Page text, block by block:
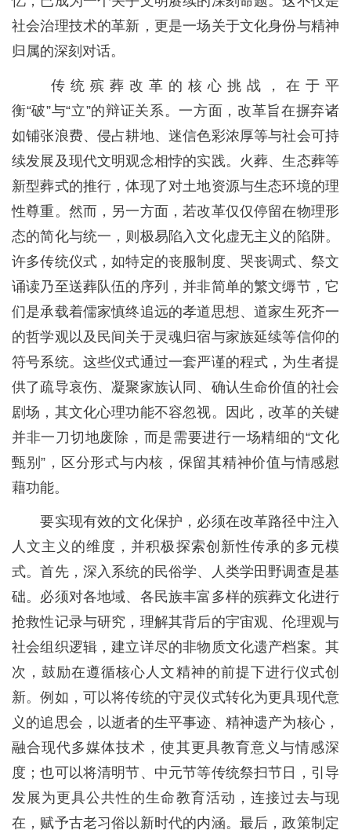
社会治理技术的革新，更是一场关于文化身份与精神
归属的深刻对话。
传统殡葬改革的核心挑战，在于平
衡“破”与“立”的辩证关系。一方面，改革旨在摒弃诸
如铺张浪费、侵占耕地、迷信色彩浓厚等与社会可持
续发展及现代文明观念相悖的实践。火葬、生态葬等
新型葬式的推行，体现了对土地资源与生态环境的理
性尊重。然而，另一方面，若改革仅仅停留在物理形
态的简化与统一，则极易陷入文化虚无主义的陷阱。
许多传统仪式，如特定的丧服制度、哭丧调式、祭文
诵读乃至送葬队伍的序列，并非简单的繁文缛节，它
们是承载着儒家慎终追远的孝道思想、道家生死齐一
的哲学观以及民间关于灵魂归宿与家族延续等信仰的
符号系统。这些仪式通过一套严谨的程式，为生者提
供了疏导哀伤、凝聚家族认同、确认生命价值的社会
剧场，其文化心理功能不容忽视。因此，改革的关键
并非一刀切地废除，而是需要进行一场精细的“文化
甄别”，区分形式与内核，保留其精神价值与情感慰
藉功能。
要实现有效的文化保护，必须在改革路径中注入
人文主义的维度，并积极探索创新性传承的多元模
式。首先，深入系统的民俗学、人类学田野调查是基
础。必须对各地域、各民族丰富多样的殡葬文化进行
抢救性记录与研究，理解其背后的宇宙观、伦理观与
社会组织逻辑，建立详尽的非物质文化遗产档案。其
次，鼓励在遵循核心人文精神的前提下进行仪式创
新。例如，可以将传统的守灵仪式转化为更具现代意
义的追思会，以逝者的生平事迹、精神遗产为核心，
融合现代多媒体技术，使其更具教育意义与情感深
度；也可以将清明节、中元节等传统祭扫节日，引导
发展为更具公共性的生命教育活动，连接过去与现
在，赋予古老习俗以新时代的内涵。最后，政策制定